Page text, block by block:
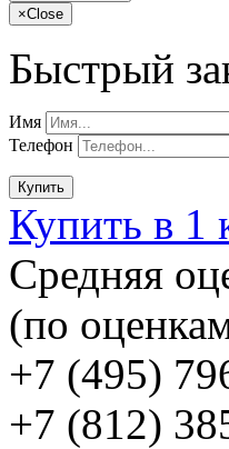
×Close
Быстрый
Имя
Телефон
Купить
Купить в 1
Cредняя
(по
+7 (495)
+7 (812)